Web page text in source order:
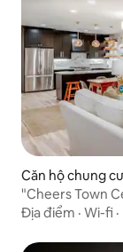
Căn hộ chung
"Cheers Town
Địa điểm · Wi-fi ·